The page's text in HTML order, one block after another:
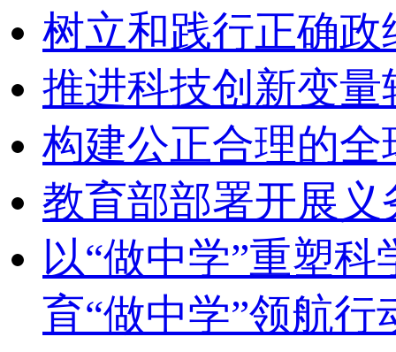
树立和践行正确
推进科技创新变
构建公正合理的
教育部部署开展义
以“做中学”重塑
育“做中学”领航行